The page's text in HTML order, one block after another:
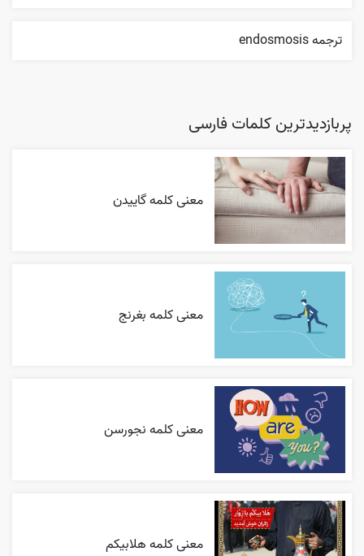
ترجمه endosmosis
پربازدیدترین کلمات فارسی
معنی کلمه گاییدن
معنی کلمه بغرنج
معنی کلمه نجورسن
معنی کلمه هلابیکم